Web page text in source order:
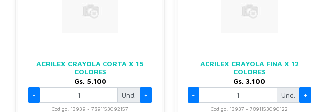
ACRILEX CRAYOLA CORTA X 15
COLORES
Gs. 5.100
-
Und. +
Codigo: 13939 - 7891153092157
ACRILEX CRAYOLA FINA X 12
COLORES
Gs. 3.100
-
Und. +
Codigo: 13937 - 7891153090122